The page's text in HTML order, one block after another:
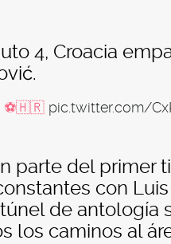
4, Croacia
⚽️🇭🇷 pic.twitter.com/
parte del primer
con Luis
de antología
los caminos al